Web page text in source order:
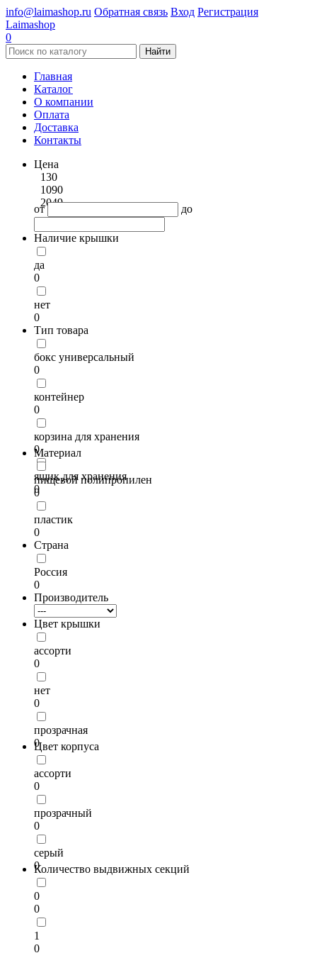
info@laimashop.ru Обратная связь Вход Регистрация
Laimashop
0
Найти
Главная
Каталог
О компании
Оплата
Доставка
Контакты
Цена
130
1090
2049
от до
Наличие крышки
да
0
нет
0
Тип товара
бокс универсальный
0
контейнер
0
корзина для хранения
0
ящик для хранения
0
Материал
пищевой полипропилен
0
пластик
0
Страна
Россия
0
Производитель
Цвет крышки
ассорти
0
нет
0
прозрачная
0
Цвет корпуса
ассорти
0
прозрачный
0
серый
0
Количество выдвижных секций
0
0
1
0